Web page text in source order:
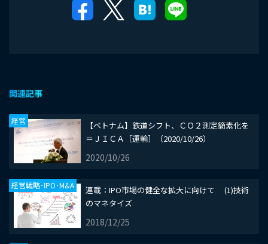
関連記事
【ベトナム】鉄道シフト、ＣＯ２測定簡素化を
＝ＪＩＣＡ［運輸］（2020/10/26）
2020/10/26
経営
​連載：IPO市場の健全な拡大に向けて (1)技術
のマネタイズ
2018/12/25
経営戦略･IPO･M&A